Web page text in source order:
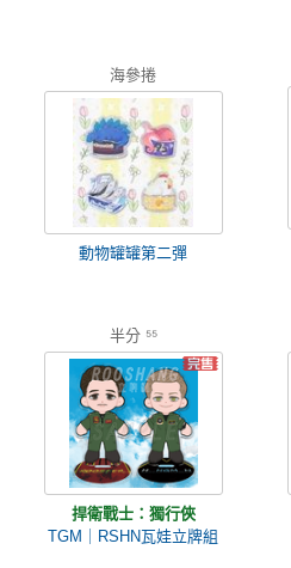
海參捲
動物罐罐第二彈
半分 ⁵⁵
捍衛戰士：獨行俠
TGM｜RSHN瓦娃立牌組